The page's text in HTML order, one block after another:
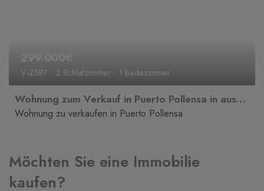
299.000€
V-2587 2 Schlafzimmer 1 Badezimmer
Wohnung zum Verkauf in Puerto Pollensa in ausgezeichneter Lage, strandnah und sofort bezugsfertig.
Wohnung zu verkaufen in Puerto Pollensa
Möchten Sie eine Immobilie
kaufen?